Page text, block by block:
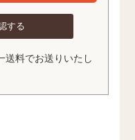
する
送料でお送りいたし